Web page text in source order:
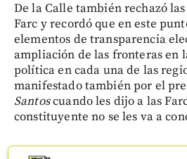
De la Calle también rechazó
Farc y recordó que en este
elementos de transparencia
ampliación de las fronteras en
política en cada una de las
manifestado también por el
Santoscuando les dijo a las
constituyente no se les va a